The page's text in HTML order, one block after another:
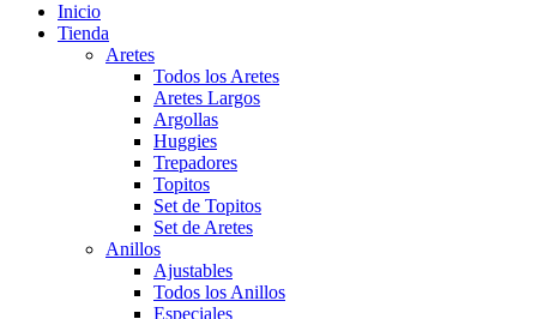
Inicio
Tienda
Aretes
Todos los Aretes
Aretes Largos
Argollas
Huggies
Trepadores
Topitos
Set de Topitos
Set de Aretes
Anillos
Ajustables
Todos los Anillos
Especiales